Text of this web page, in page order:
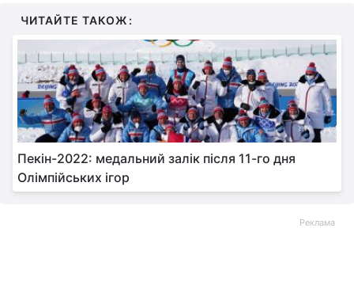
ЧИТАЙТЕ ТАКОЖ:
Пекін-2022: медальний залік після 11-го дня
Олімпійських ігор
Реклама